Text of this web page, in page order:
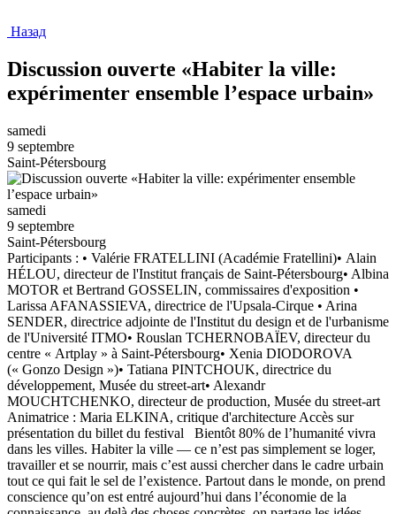
Назад
Discussion ouverte «Habiter la ville:
expérimenter ensemble l’espace urbain»
samedi
9 septembre
Saint-Pétersbourg
samedi
9 septembre
Saint-Pétersbourg
Participants : • Valérie FRATELLINI (Académie Fratellini)• Alain
HÉLOU, directeur de l'Institut français de Saint-Pétersbourg• Albina
MOTOR et Bertrand GOSSELIN, commissaires d'exposition •
Larissa AFANASSIEVA, directrice de l'Upsala-Cirque • Arina
SENDER, directrice adjointe de l'Institut du design et de l'urbanisme
de l'Université ITMO• Rouslan TCHERNOBAÏEV, directeur du
centre « Artplay » à Saint-Pétersbourg• Xenia DIODOROVA
(« Gonzo Design »)• Tatiana PINTCHOUK, directrice du
développement, Musée du street-art• Alexandr
MOUCHTCHENKO, directeur de production, Musée du street-art
Animatrice : Maria ELKINA, critique d'architecture Accès sur
présentation du billet du festival Bientôt 80% de l’humanité vivra
dans les villes. Habiter la ville — ce n’est pas simplement se loger,
travailler et se nourrir, mais c’est aussi chercher dans le cadre urbain
tout ce qui fait le sel de l’existence. Partout dans le monde, on prend
conscience qu’on est entré aujourd’hui dans l’économie de la